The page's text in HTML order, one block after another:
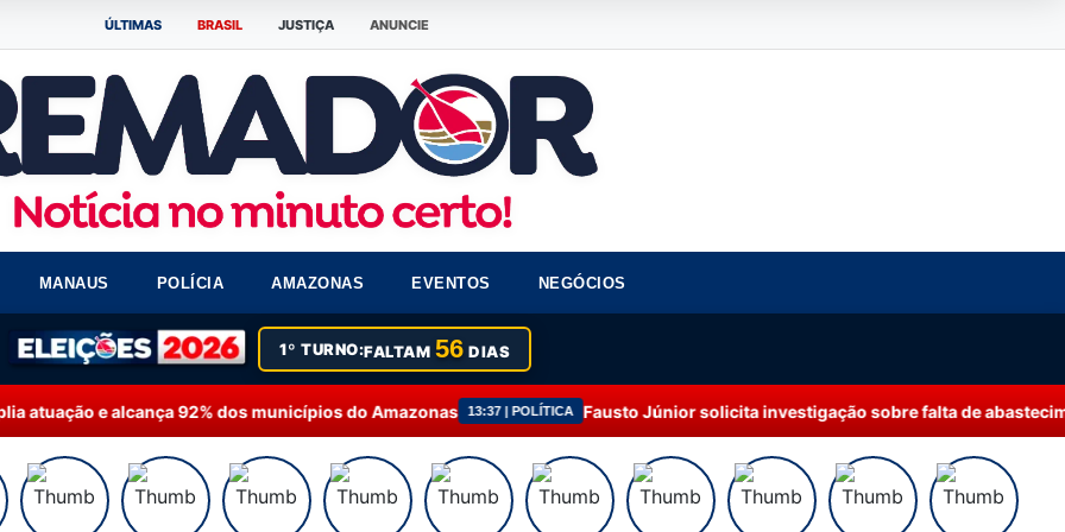
ÚLTIMAS BRASIL JUSTIÇA ANUNCIE
MANAUS POLÍCIA AMAZONAS EVENTOS NEGÓCIOS
1º TURNO:FALTAM 56 DIAS
92% dos municípios do Amazonas 13:37 | POLÍTICA Fausto Júnior solicita investigação sobre falta de abastecimento de água em